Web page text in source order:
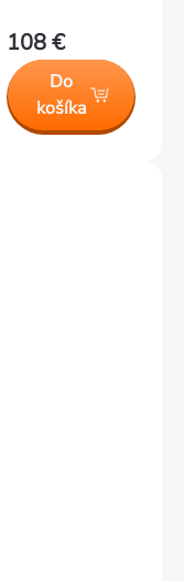
108 €
Do
košíka